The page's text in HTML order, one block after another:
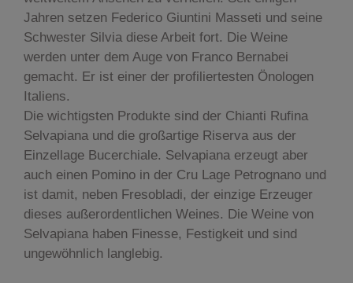
Jahren setzen Federico Giuntini Masseti und seine
Schwester Silvia diese Arbeit fort. Die Weine
werden unter dem Auge von Franco Bernabei
gemacht. Er ist einer der profiliertesten Önologen
Italiens.
Die wichtigsten Produkte sind der Chianti Rufina
Selvapiana und die großartige Riserva aus der
Einzellage Bucerchiale. Selvapiana erzeugt aber
auch einen Pomino in der Cru Lage Petrognano und
ist damit, neben Fresobladi, der einzige Erzeuger
dieses außerordentlichen Weines. Die Weine von
Selvapiana haben Finesse, Festigkeit und sind
ungewöhnlich langlebig.